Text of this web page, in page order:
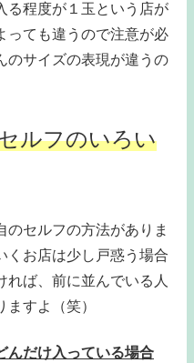
る程度が１玉という店が
っても違うので注意が必
のサイズの表現が違うの
ルフのいろい
のセルフの方法がありま
くお店は少し戸惑う場合
れば、前に並んでいる人
すよ（笑）
だけ入っている場合